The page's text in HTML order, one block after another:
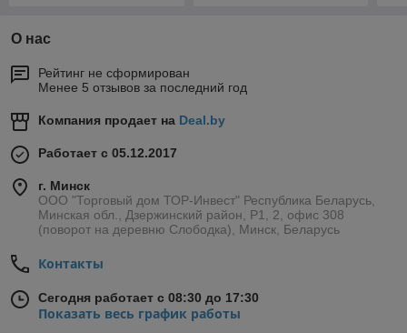
О нас
Рейтинг не сформирован
Менее 5 отзывов за последний год
Компания продает на Deal.by
Работает с 05.12.2017
г. Минск
ООО "Торговый дом ТОР-Инвест" Республика Беларусь,
Минская обл., Дзержинский район, Р1, 2, офис 308
(поворот на деревню Слободка), Минск, Беларусь
Контакты
Сегодня работает с 08:30 до 17:30
Показать весь график работы